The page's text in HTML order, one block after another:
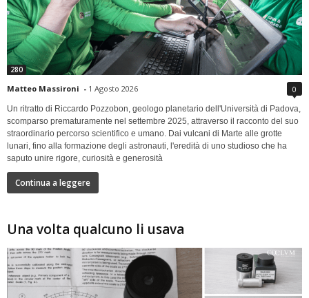
280
Matteo Massironi - 1 Agosto 2026 0
Un ritratto di Riccardo Pozzobon, geologo planetario dell'Università di Padova,
scomparso prematuramente nel settembre 2025, attraverso il racconto del suo
straordinario percorso scientifico e umano. Dai vulcani di Marte alle grotte
lunari, fino alla formazione degli astronauti, l'eredità di uno studioso che ha
saputo unire rigore, curiosità e generosità
Continua a leggere
Una volta qualcuno li usava